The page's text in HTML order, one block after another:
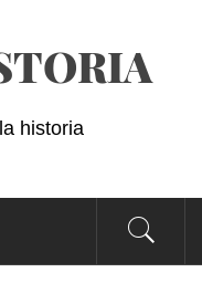
historia